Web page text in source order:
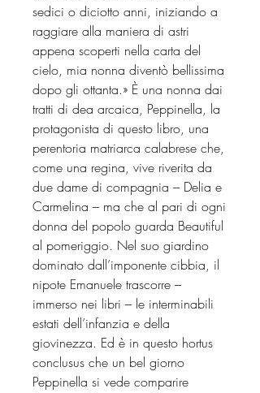
sedici o diciotto anni, iniziando a
raggiare alla maniera di astri
appena scoperti nella carta del
cielo, mia nonna diventò bellissima
dopo gli ottanta.» È una nonna dai
tratti di dea arcaica, Peppinella, la
protagonista di questo libro, una
perentoria matriarca calabrese che,
come una regina, vive riverita da
due dame di compagnia – Delia e
Carmelina – ma che al pari di ogni
donna del popolo guarda Beautiful
al pomeriggio. Nel suo giardino
dominato dall’imponente cibbia, il
nipote Emanuele trascorre –
immerso nei libri – le interminabili
estati dell’infanzia e della
giovinezza. Ed è in questo hortus
conclusus che un bel giorno
Peppinella si vede comparire